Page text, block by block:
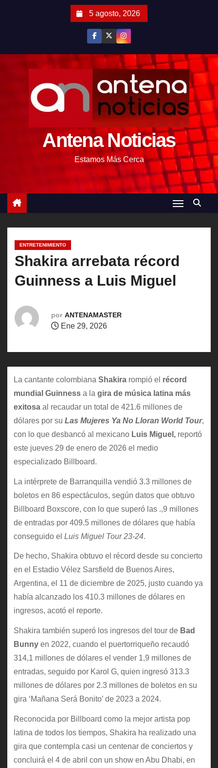
5 agosto, 2026
Antena Noticias
Estamos Más Cerca
ENTRETENIMIENTO
Shakira arrebata récord
Guinness a Luis Miguel
por ANTENAMASTER
Ene 29, 2026
La cantante colombiana Shakirarompió el récord
mundial Guinnessa la gira de música latina más
exitosaal recaudar un total de 421.6 millones de
dólares por su Las Mujeres Ya No Lloran World Tour,
con lo que desbancó al mexicano Luis Miguel,reportó
este jueves 29 de enero de 2026 el medio
especializado Billboard.
La intérprete de Barranquilla vendió 3.3 millones de
boletos en 86 espectáculos, según datos que obtuvo
Billboard Boxscore, con lo que superó las .,9 millones
de entradas por 409.5 millones de dólares que había
conseguido el Luis Miguel Tour 23-24.
De hecho, Shakira obtuvo el récord desde su concierto
en el Estadio Vélez Sarsfield de Buenos Aires,
Argentina, el 11 de diciembre de 2025, justo cuando ya
había alcanzado los 410.3 millones de dólares en
ingresos, acotó el reporte.
Shakira también superó los ingresos del tour de Bad
Bunnyen 2022, cuando el puertorriqueño recaudó
314,1 millones de dólares el vender 1,9 millones de
entradas, seguido por Karol G, quien ingresó 313.3
millones de dólares por 2.3 millones de boletos en su
gira ‘Mañana Será Bonito’ de 2023 a 2024.
Reconocida por Billboard como la mejor artista pop
latina de todos los tiempos, Shakira ha realizado una
gira que contempla casi un centenar de conciertos y
concluirá el 4 de abril con un show en Abu Dhabi, en